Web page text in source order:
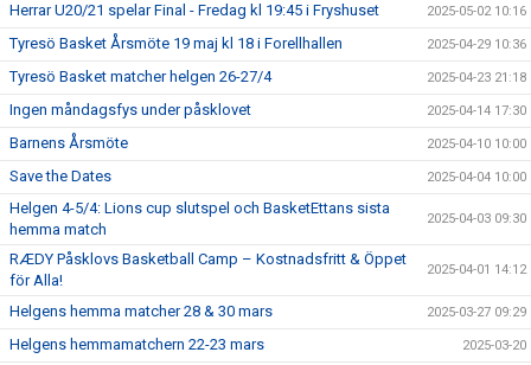
Herrar U20/21 spelar Final - Fredag kl 19:45 i Fryshuset 2025-05-02 10:16
Tyresö Basket Årsmöte 19 maj kl 18 i Forellhallen 2025-04-29 10:36
Tyresö Basket matcher helgen 26-27/4 2025-04-23 21:18
Ingen måndagsfys under påsklovet 2025-04-14 17:30
Barnens Årsmöte 2025-04-10 10:00
Save the Dates 2025-04-04 10:00
Helgen 4-5/4: Lions cup slutspel och BasketEttans sista
hemma match
2025-04-03 09:30
RÆDY Påsklovs Basketball Camp – Kostnadsfritt & Öppet
för Alla!
2025-04-01 14:12
Helgens hemma matcher 28 & 30 mars 2025-03-27 09:29
Helgens hemmamatchern 22-23 mars 2025-03-20